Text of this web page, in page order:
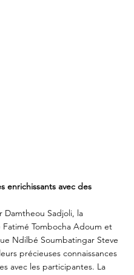
enrichissants avec des
Damtheou Sadjoli, la
Fatimé Tombocha Adoum et
Ndilbé Soumbatingar Steve
précieuses connaissances
avec les participantes. La